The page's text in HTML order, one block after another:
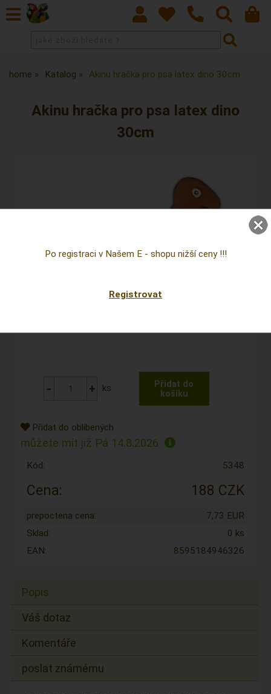
home Katalog Akinu hračka pro psa latex dino 30cm
Akinu hračka pro psa latex dino
30cm
ks
Přidat do oblíbených
můžete mít již Pá 14.8.2026
Kód: 5348
Cena: 188 CZK
prepoctena cena:
7,73 EUR
Sklad:
0 ks
EAN:
8595184946326
Popis
Váš dotaz
Komentáře
poslat známému
Po registraci v Našem E - shopu nižší ceny !!!
Registrovat